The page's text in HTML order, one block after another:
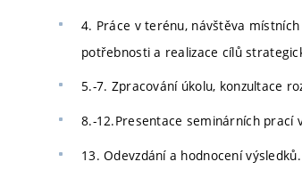
4. Práce v terénu, návštěva
potřebnosti a realizace cílů
5.-7. Zpracování úkolu, konzultace
8.-12.Presentace seminárních prací
13. Odevzdání a hodnocení výsledků.